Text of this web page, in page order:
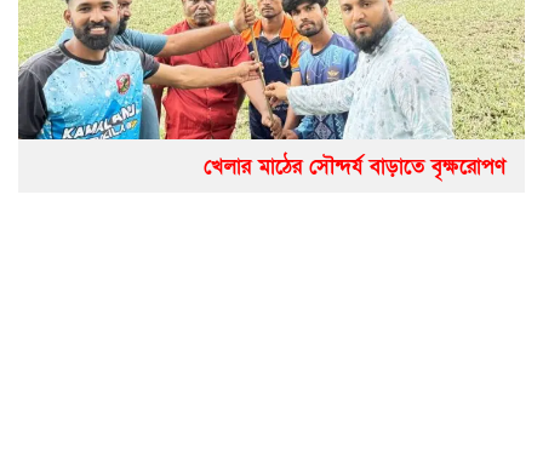
খেলার মাঠের সৌন্দর্য বাড়াতে বৃক্ষরোপণ